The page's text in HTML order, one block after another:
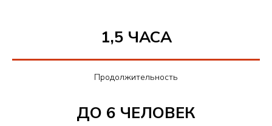
1,5 ЧАСА
Продолжительность
ДО 6 ЧЕЛОВЕК